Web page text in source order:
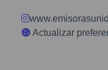
Actualizar